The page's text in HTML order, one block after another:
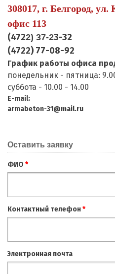
308017, г. Белгород, ул.
офис 113
(4722) 37-23-32
(4722) 77-08-92
График работы офиса
понедельник - пятница:
суббота - 10.00 - 14.00
E-mail:
armabeton-31@mail.ru
Оставить заявку
ФИО *
Контактный телефон*
Электронная почта